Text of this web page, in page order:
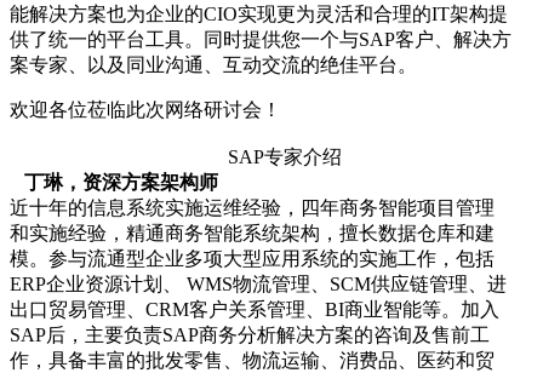
能解决方案也为企业的CIO实现更为灵活和合理的IT架构提
供了统一的平台工具。同时提供您一个与SAP客户、解决方
案专家、以及同业沟通、互动交流的绝佳平台。
欢迎各位莅临此次网络研讨会！
SAP专家介绍
丁琳，资深方案架构师
近十年的信息系统实施运维经验，四年商务智能项目管理
和实施经验，精通商务智能系统架构，擅长数据仓库和建
模。参与流通型企业多项大型应用系统的实施工作，包括
ERP企业资源计划、 WMS物流管理、SCM供应链管理、进
出口贸易管理、CRM客户关系管理、BI商业智能等。加入
SAP后，主要负责SAP商务分析解决方案的咨询及售前工
作，具备丰富的批发零售、物流运输、消费品、医药和贸